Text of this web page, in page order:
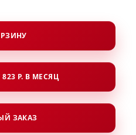
Р. В МЕСЯЦ
ЗАКАЗ